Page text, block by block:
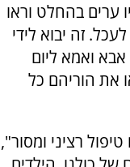
ערים בהחלט וראו
זה יבוא לידי
ואמא ליום
את הוריהם כל
רציני ומסור",